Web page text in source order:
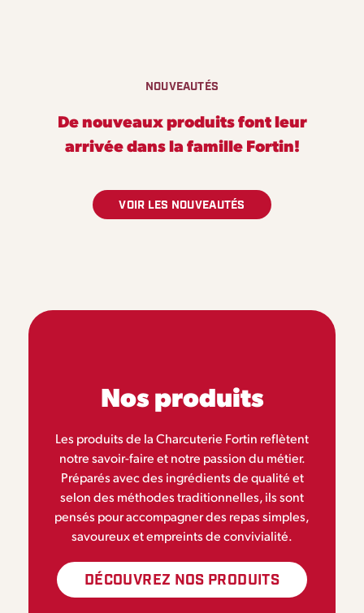
NOUVEAUTÉS
De nouveaux produits font leur
arrivée dans lafamille Fortin!
VOIR LES NOUVEAUTÉS
Nos produits
Les produits de la Charcuterie Fortin reflètent
notre savoir-faire et notre passion du métier.
Préparés avec des ingrédients de qualité et
selon des méthodes traditionnelles, ils sont
pensés pour accompagner des repas simples,
savoureux et empreints de convivialité.
DÉCOUVREZ NOS PRODUITS